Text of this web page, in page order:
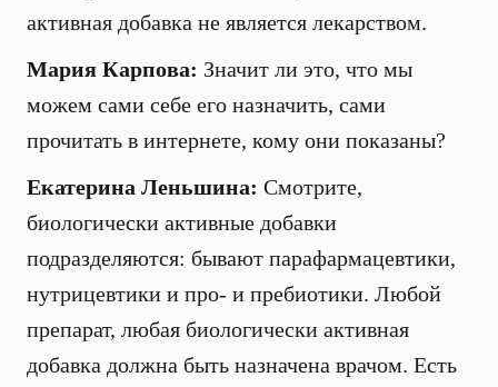
активная добавка не является лекарством.
Мария Карпова: Значит ли это, что мы
можем сами себе его назначить, сами
прочитать в интернете, кому они показаны?
Екатерина Леньшина: Смотрите,
биологически активные добавки
подразделяются: бывают парафармацевтики,
нутрицевтики и про- и пребиотики. Любой
препарат, любая биологически активная
добавка должна быть назначена врачом. Есть